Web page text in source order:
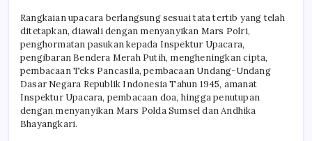
Rangkaian upacara berlangsung sesuai tata tertib yang telah
ditetapkan, diawali dengan menyanyikan Mars Polri,
penghormatan pasukan kepada Inspektur Upacara,
pengibaran Bendera Merah Putih, mengheningkan cipta,
pembacaan Teks Pancasila, pembacaan Undang-Undang
Dasar Negara Republik Indonesia Tahun 1945, amanat
Inspektur Upacara, pembacaan doa, hingga penutupan
dengan menyanyikan Mars Polda Sumsel dan Andhika
Bhayangkari.